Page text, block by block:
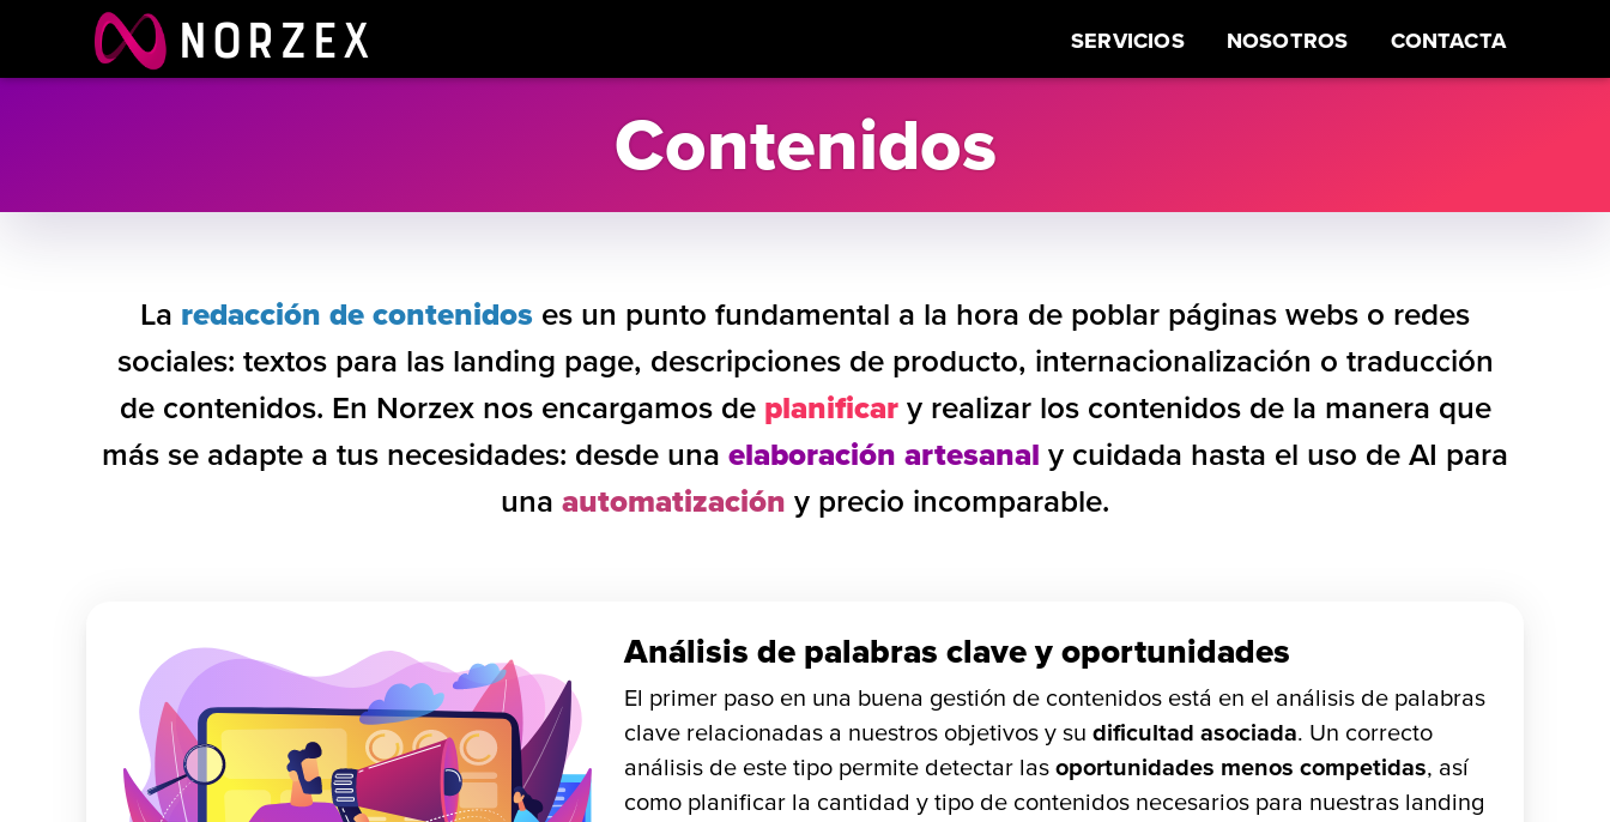
Norzex SERVICIOS
SEO CONTENIDOS
NOSOTROS CONTACTA
Contenidos
La redacción de contenidos es un punto fundamental a la hora de poblar páginas webs o redes
sociales: textos para las landing page, descripciones de producto, internacionalización o traducción
de contenidos. En Norzex nos encargamos de planificary realizar los contenidos de la manera que
más se adapte a tus necesidades: desde una elaboración artesanal y cuidada hasta el uso de AI para
una automatización y precio incomparable.
Análisis de palabras clave y oportunidades
El primer paso en una buena gestión de contenidos está en el análisis de palabras
clave relacionadas a nuestros objetivos y su dificultad asociada. Un correcto
análisis de este tipo permite detectar las oportunidades menos competidas, así
como planificar la cantidad y tipo de contenidos necesarios para nuestras landing